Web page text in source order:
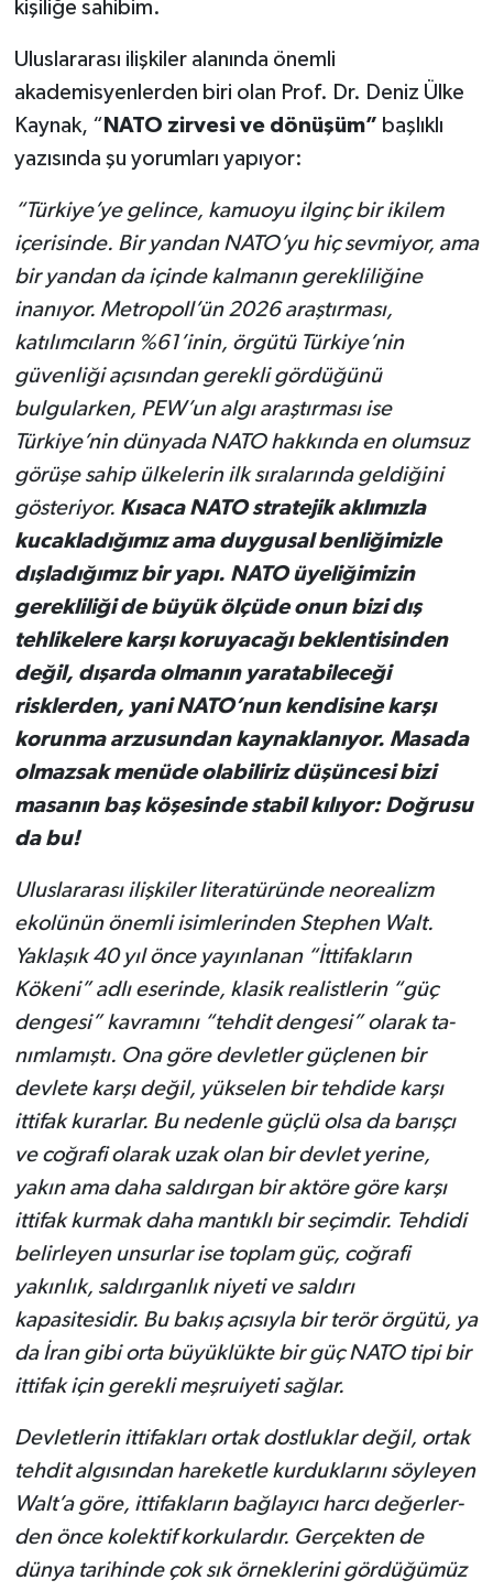
kişiliğe sahibim.
Uluslararası ilişkiler alanında önemli
akademisyenlerden biri olan Prof. Dr. Deniz Ülke
Kaynak, “ NATO zirvesi ve dönüşüm” başlıklı
yazısında şu yorumları yapıyor:
“Türkiye’ye gelince, kamuoyu ilginç bir ikilem
içerisinde. Bir yandan NATO’yu hiç sevmiyor, ama
bir yandan da içinde kal­manın gerekliliğine
inanıyor. Metropoll’ün 2026 araştır­ması,
katılımcıların %61’inin, örgütü Türkiye’nin
güvenli­ği açısından gerekli gördüğü­nü
bulgularken, PEW’un al­gı araştırması ise
Türkiye’nin dünyada NATO hakkında en olumsuz
görüşe sahip ülke­lerin ilk sıralarında geldiğini
gösteriyor. Kısaca NATO stra­tejik aklımızla
kucakladığımız ama duygusal benliğimizle
dış­ladığımız bir yapı. NATO üye­liğimizin
gerekliliği de büyük ölçüde onun bizi dış
tehlikele­re karşı koruyacağı beklenti­sinden
değil, dışarda olmanın yaratabileceği
risklerden, ya­ni NATO’nun kendisine karşı
korunma arzusundan kaynak­lanıyor. Masada
olmazsak me­nüde olabiliriz düşüncesi bizi
masanın baş köşesinde stabil kılıyor: Doğrusu
da bu!
Uluslararası ilişkiler litera­türünde neorealizm
ekolünün önemli isimlerinden Stephen Walt.
Yaklaşık 40 yıl önce ya­yınlanan “İttifakların
Kökeni” adlı eserinde, klasik realist­lerin “güç
dengesi” kavramı­nı “tehdit dengesi” olarak ta­
nımlamıştı. Ona göre devletler güçlenen bir
devlete karşı de­ğil, yükselen bir tehdide kar­şı
ittifak kurarlar. Bu nedenle güçlü olsa da barışçı
ve coğra­fi olarak uzak olan bir devlet yerine,
yakın ama daha saldır­gan bir aktöre göre karşı
ittifak kurmak daha mantıklı bir se­çimdir. Tehdidi
belirleyen un­surlar ise toplam güç, coğrafi
yakınlık, saldırganlık niyeti ve saldırı
kapasitesidir. Bu bakış açısıyla bir terör örgütü, ya
da İran gibi orta büyüklükte bir güç NATO tipi bir
ittifak için gerekli meşruiyeti sağlar.
Devletlerin ittifakları ortak dostluklar değil, ortak
tehdit al­gısından hareketle kurdukları­nı söyleyen
Walt’a göre, ittifak­ların bağlayıcı harcı değerler­
den önce kolektif korkulardır. Gerçekten de
dünya tarihinde çok sık örneklerini gördüğü­müz